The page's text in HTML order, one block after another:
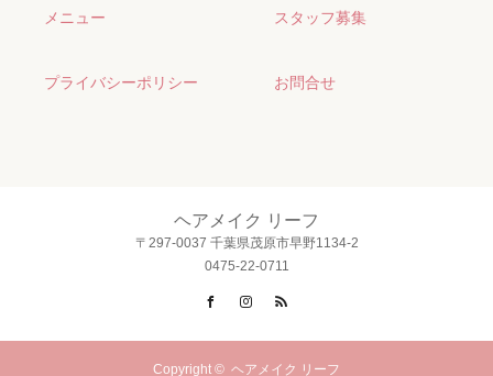
メニュー スタッフ募集
プライバシーポリシー お問合せ
ヘアメイク リーフ
〒297-0037 千葉県茂原市早野1134-2
0475-22-0711
FacebookInstagram
Copyright © ヘアメイク リーフ